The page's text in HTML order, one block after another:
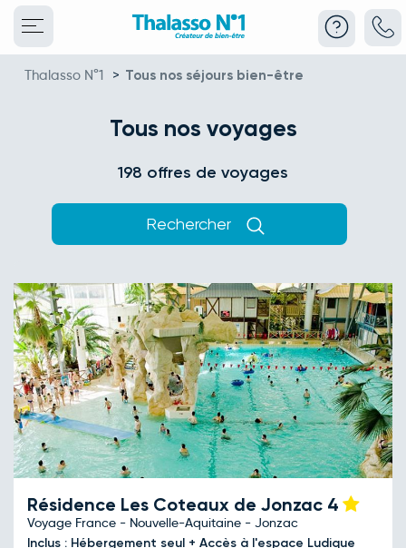
Thalasso N°1 > Tous nos séjours bien-être
Tous nos voyages
198 offres de voyages
Rechercher
Résidence Les Coteaux de Jonzac 4
Voyage France - Nouvelle-Aquitaine - Jonzac
Inclus : Hébergement seul + Accès à l'espace Ludique